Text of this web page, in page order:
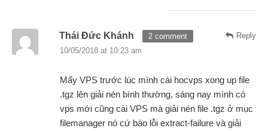
Reply
Thái Đức Khánh
2 comment
10/05/2018 at 10:23 am
Mấy VPS trước lúc mình cài hocvps xong up file
.tgz lên giải nén bình thường, sáng nay mình có
vps mới cũng cài VPS mà giải nén file .tgz ở mục
filemanager nó cứ báo lỗi extract-failure và giải